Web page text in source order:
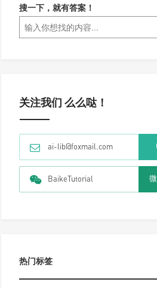
搜一下，就有答案！
关注我们 么么哒！
ai-lib@foxmail.com
BaikeTutorial
热门标签